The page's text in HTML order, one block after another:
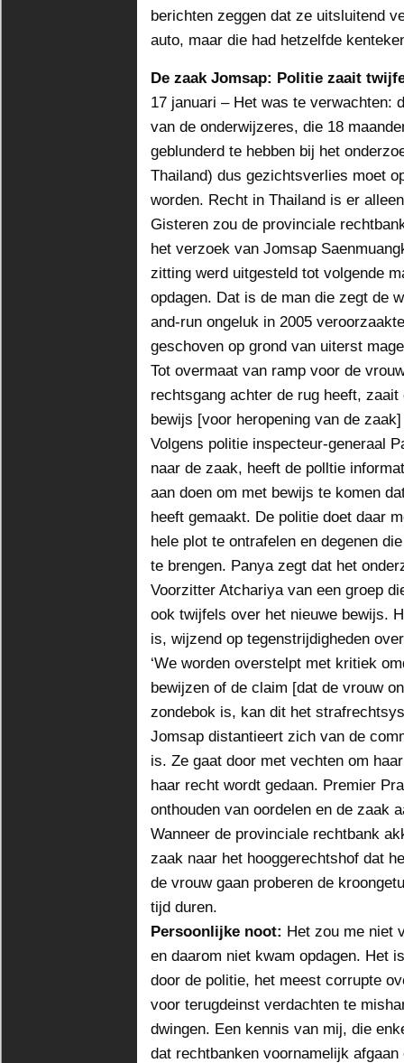
berichten zeggen dat ze uitsluitend
auto, maar die had hetzelfde
De zaak Jomsap: Politie zaait
17 januari – Het was te verwachten:
van de onderwijzeres, die 18
geblunderd te hebben bij het
Thailand) dus gezichtsverlies moet
worden. Recht in Thailand is er
Gisteren zou de provinciale
het verzoek van Jomsap
zitting werd uitgesteld tot volgende
opdagen. Dat is de man die zegt de
and-run ongeluk in 2005
geschoven op grond van uiterst
Tot overmaat van ramp voor de
rechtsgang achter de rug heeft,
bewijs [voor heropening van de
Volgens politie inspecteur-generaal
naar de zaak, heeft de polltie
aan doen om met bewijs te komen
heeft gemaakt. De politie doet daar
hele plot te ontrafelen en degenen
te brengen. Panya zegt dat het
Voorzitter Atchariya van een groep
ook twijfels over het nieuwe bewijs.
is, wijzend op tegenstrijdigheden
‘We worden overstelpt met kritiek
bewijzen of de claim [dat de vrouw
zondebok is, kan dit het
Jomsap distantieert zich van de
is. Ze gaat door met vechten om
haar recht wordt gedaan. Premier
onthouden van oordelen en de zaak
Wanneer de provinciale rechtbank
zaak naar het hooggerechtshof dat
de vrouw gaan proberen de
tijd duren.
Persoonlijke noot: Het zou me niet
en daarom niet kwam opdagen. Het
door de politie, het meest corrupte
voor terugdeinst verdachten te
dwingen. Een kennis van mij, die
dat rechtbanken voornamelijk